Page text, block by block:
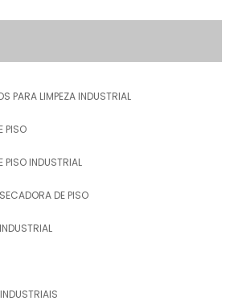
PARA LIMPEZA INDUSTRIAL
PISO
PISO INDUSTRIAL
DE PISO